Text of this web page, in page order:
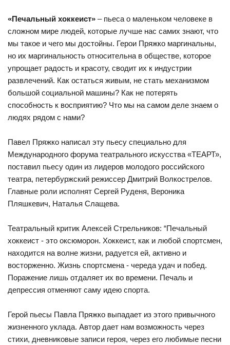
«Печальный хоккеист» – пьеса о маленьком человеке в
сложном мире людей, которые лучше нас самих знают, что
мы такое и чего мы достойны. Герои Пряжко маргинальны,
но их маргинальность относительна в обществе, которое
упрощает радость и красоту, сводит их к индустрии
развлечений. Как остаться живым, не стать механизмом
большой социальной машины? Как не потерять
способность к восприятию? Что мы на самом деле знаем о
людях рядом с нами?
Павел Пряжко написал эту пьесу специально для
Международного форума театрального искусства «ТЕАРТ»,
поставил пьесу один из лидеров молодого российского
театра, петербуржский режиссер Дмитрий Волкострелов.
Главные роли исполнят Сергей Руденя, Вероника
Пляшкевич, Наталья Слащева.
Театральный критик Алексей Стрельников: “Печальный
хоккеист - это оксюморон. Хоккеист, как и любой спортсмен,
находится на волне жизни, радуется ей, активно и
восторженно. Жизнь спортсмена - череда удач и побед.
Поражение лишь отдаляет их во времени. Печаль и
депрессия отменяют саму идею спорта.
Герой пьесы Павла Пряжко выпадает из этого привычного
жизненного уклада. Автор дает нам возможность через
стихи, дневниковые записи героя, через его любимые песни